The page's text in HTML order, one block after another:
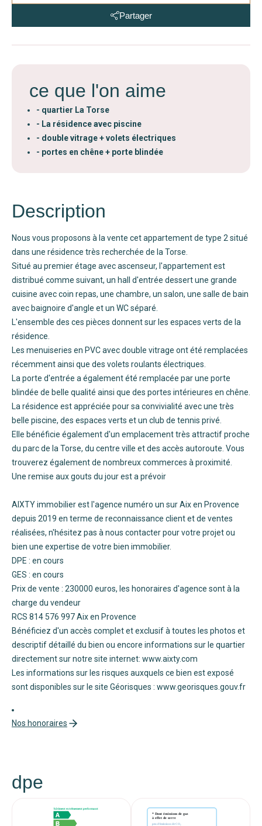
Partager
ce que l'on aime
- quartier La Torse
- La résidence avec piscine
- double vitrage + volets électriques
- portes en chêne + porte blindée
Description
Nous vous proposons à la vente cet appartement de type 2 situé
dans une résidence très recherchée de la Torse.
Situé au premier étage avec ascenseur, l'appartement est
distribué comme suivant, un hall d'entrée dessert une grande
cuisine avec coin repas, une chambre, un salon, une salle de bain
avec baignoire d'angle et un WC séparé.
L'ensemble des ces pièces donnent sur les espaces verts de la
résidence.
Les menuiseries en PVC avec double vitrage ont été remplacées
récemment ainsi que des volets roulants électriques.
La porte d'entrée a également été remplacée par une porte
blindée de belle qualité ainsi que des portes intérieures en chêne.
La résidence est appréciée pour sa convivialité avec une très
belle piscine, des espaces verts et un club de tennis privé.
Elle bénéficie également d'un emplacement très attractif proche
du parc de la Torse, du centre ville et des accès autoroute. Vous
trouverez également de nombreux commerces à proximité.
Une remise aux gouts du jour est a prévoir
AIXTY immobilier est l'agence numéro un sur Aix en Provence
depuis 2019 en terme de reconnaissance client et de ventes
réalisées, n'hésitez pas à nous contacter pour votre projet ou
bien une expertise de votre bien immobilier.
DPE : en cours
GES : en cours
Prix de vente : 230000 euros, les honoraires d'agence sont à la
charge du vendeur
RCS 814 576 997 Aix en Provence
Bénéficiez d'un accès complet et exclusif à toutes les photos et
descriptif détaillé du bien ou encore informations sur le quartier
directement sur notre site internet: www.aixty.com
Les informations sur les risques auxquels ce bien est exposé
sont disponibles sur le site Géorisques : www.georisques.gouv.fr
Nos honoraires
dpe